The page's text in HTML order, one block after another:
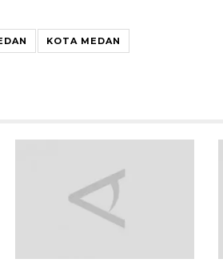
KOTA MEDAN